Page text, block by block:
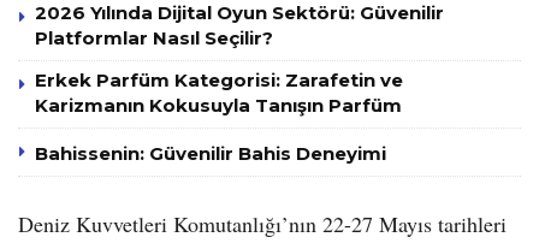
2026 Yılında Dijital Oyun Sektörü: Güvenilir
Platformlar Nasıl Seçilir?
Erkek Parfüm Kategorisi: Zarafetin ve
Karizmanın Kokusuyla Tanışın Parfüm
Bahissenin: Güvenilir Bahis Deneyimi
Deniz Kuvvetleri Komutanlığı’nın 22-27 Mayıs tarihleri